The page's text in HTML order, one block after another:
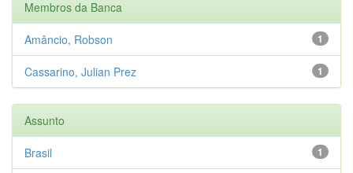
Membros da Banca
1
Amâncio, Robson
1
Cassarino, Julian Prez
Assunto
1
Brasil